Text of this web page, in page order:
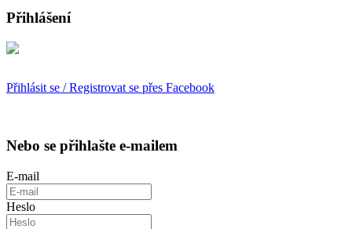
Přihlášení
Přihlásit se / Registrovat se přes Facebook
Nebo se přihlašte e-mailem
E-mail
Heslo